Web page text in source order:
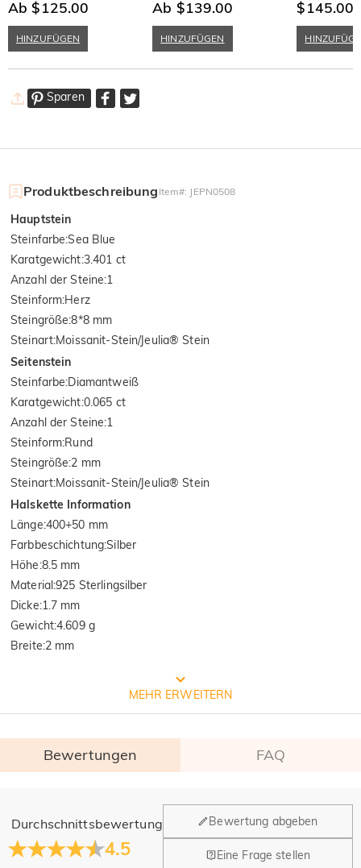
Herzen Versprechensring
Ab $125.00
HINZUFÜGEN
Smaragdschliff Band
Ab $139.00
HINZUFÜGEN
$145.00
Sparen
Produktbeschreibung Item#: JEPN0508
Hauptstein
Steinfarbe:Sea Blue
Karatgewicht:3.401 ct
Anzahl der Steine:1
Steinform:Herz
Steingröße:8*8 mm
Steinart:Moissanit-Stein/Jeulia® Stein
Seitenstein
Steinfarbe:Diamantweiß
Karatgewicht:0.065 ct
Anzahl der Steine:1
Steinform:Rund
Steingröße:2 mm
Steinart:Moissanit-Stein/Jeulia® Stein
Halskette Information
Länge:400+50 mm
Farbbeschichtung:Silber
Höhe:8.5 mm
Material:925 Sterlingsilber
Dicke:1.7 mm
Gewicht:4.609 g
Breite:2 mm
Prozess der Schmuckherstellung
MEHR ERWEITERN
Bewertungen FAQ
Durchschnittsbewertung
4.5
Bewertung abgeben
Eine Frage stellen
Allgemein
Wo befindet sich Ihr Unternehmen?